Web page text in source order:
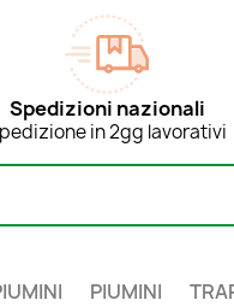
Spedizioni nazionali
in 2gg lavorativi
PIUMINI